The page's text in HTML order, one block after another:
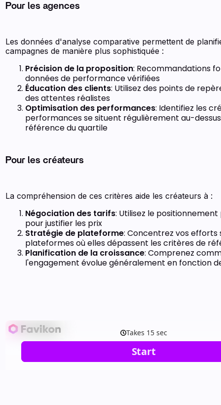
Pour les agences
Les données d'analyse comparative permettent de
campagnes de manière plus sophistiquée :
Précision de la proposition: Recommandations
données de performance vérifiées
Éducation des clients: Utilisez des points de
des attentes réalistes
Optimisation des performances: Identifiez les
performances se situent régulièrement au-
référence du quartile
Pour les créateurs
La compréhension de ces critères aide les créateurs à :
Négociation des tarifs: Utilisez le
pour justifier les prix
Stratégie de plateforme: Concentrez vos efforts
plateformes où elles dépassent les critères de
Planification de la croissance: Comprenez
l'engagement évolue généralement en fonction